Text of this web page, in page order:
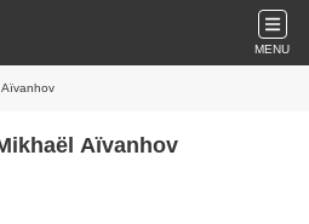
MENU
Aïvanhov